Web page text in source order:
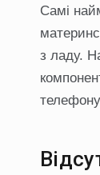
Самі
з ладу.